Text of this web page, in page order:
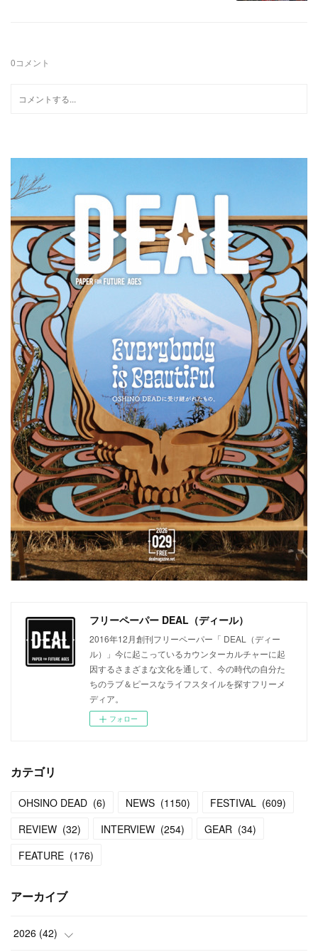
0コメント
フリーペーパー DEAL（ディール）
2016年12月創刊フリーペーパー「 DEAL（ディー
ル）」今に起こっているカウンターカルチャーに起
因するさまざまな文化を通して、今の時代の自分た
ちのラブ＆ピースなライフスタイルを探すフリーメ
ディア。
フォロー
カテゴリ
OHSINO DEAD (6) NEWS (1150) FESTIVAL (609)
REVIEW (32) INTERVIEW (254) GEAR (34)
FEATURE (176)
アーカイブ
2026 (42)